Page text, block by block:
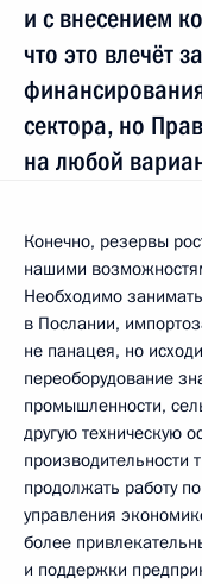
и с внесением
что это влечёт
сектора, но
на любой
Конечно, резервы
нашими
Необходимо
в Послании,
не панацея, но
переоборудование
промышленности,
другую техническую
продолжать работу
управления
более
и поддержки